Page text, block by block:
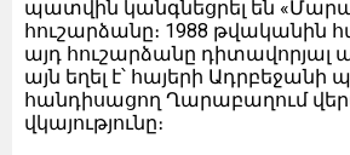
պատվին կանգնեցրել են
հուշարձանը։ 1988 թվականին
այդ հուշարձանը դիտավորյալ
այն եղել է՝ հայերի
հանդիսացող Ղարաբաղում
վկայությունը։